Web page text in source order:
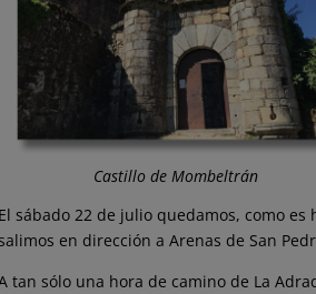
Castillo de Mombeltrán
El sábado 22 de julio quedamos, como
en dirección a Arenas de San
tan sólo una hora de camino de La